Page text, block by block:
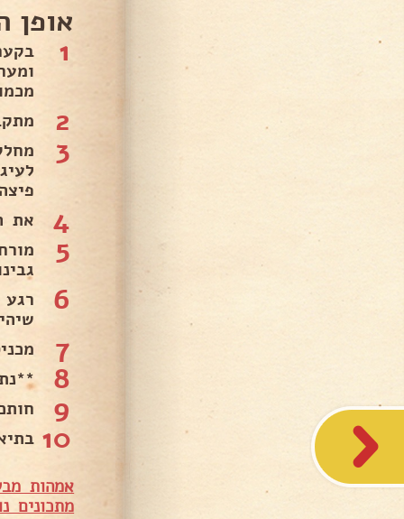
אופן
1
2
3
4 את
5
6
7
8
9
10
אמהות
מתכונים